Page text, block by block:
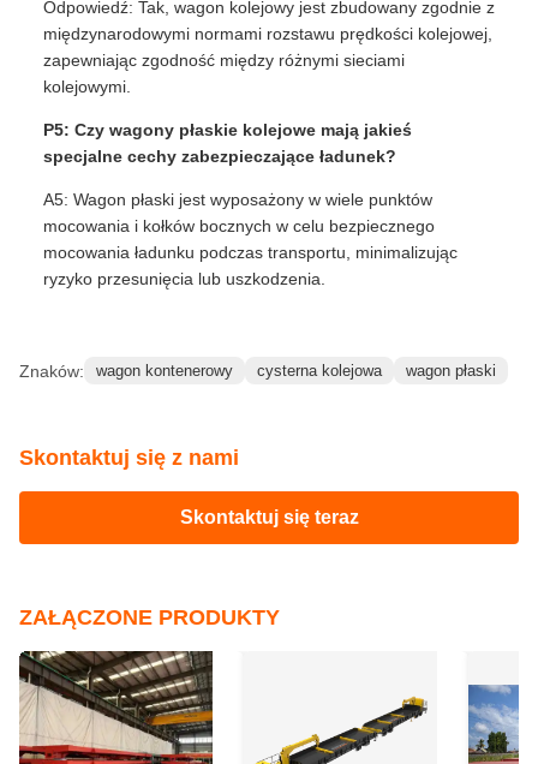
Odpowiedź: Tak, wagon kolejowy jest zbudowany zgodnie z
międzynarodowymi normami rozstawu prędkości kolejowej,
zapewniając zgodność między różnymi sieciami
kolejowymi.
P5: Czy wagony płaskie kolejowe mają jakieś
specjalne cechy zabezpieczające ładunek?
A5: Wagon płaski jest wyposażony w wiele punktów
mocowania i kołków bocznych w celu bezpiecznego
mocowania ładunku podczas transportu, minimalizując
ryzyko przesunięcia lub uszkodzenia.
Znaków: wagon kontenerowy cysterna kolejowa wagon płaski
Skontaktuj się z nami
Skontaktuj się teraz
ZAŁĄCZONE PRODUKTY